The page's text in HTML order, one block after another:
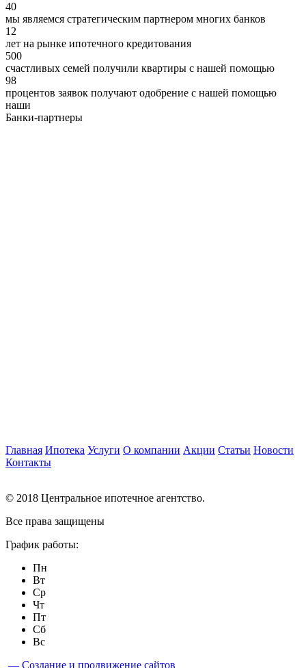
40
мы являемся стратегическим партнером многих банков
12
лет на рынке ипотечного кредитования
500
счастливых семей получили квартиры с нашей помощью
98
процентов заявок получают одобрение с нашей помощью
наши
Банки-партнеры
Главная Ипотека Услуги О компании Акции Статьи Новости
Контакты
© 2018 Центральное ипотечное агентство.
Все права защищены
График работы:
Пн
Вт
Ср
Чт
Пт
Сб
Вс
— Создание и продвижение сайтов